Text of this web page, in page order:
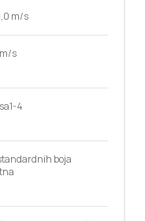
m/s
s
4
boja